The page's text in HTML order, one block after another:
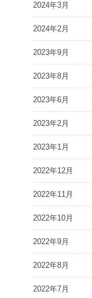
2024年3月
2024年2月
2023年9月
2023年8月
2023年6月
2023年2月
2023年1月
2022年12月
2022年11月
2022年10月
2022年9月
2022年8月
2022年7月